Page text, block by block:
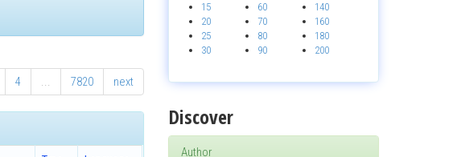
4 ... 7820 next
15
20
25
30
60
70
80
90
140
160
180
200
Discover
Author